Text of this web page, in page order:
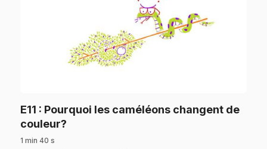
E11 : Pourquoi les caméléons changent de
couleur?
1 min 40 s